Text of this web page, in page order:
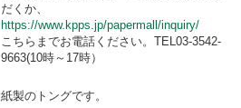
だくか、
https://www.kpps.jp/papermall/inquiry/
こちらまでお電話ください。TEL03-3542-
9663(10時～17時）
紙製のトングです。